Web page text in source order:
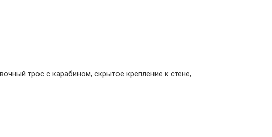
трос с карабином, скрытое крепление к стене,